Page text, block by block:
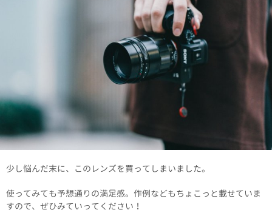
少し悩んだ末に、このレンズを買ってしまいました。
使ってみても予想通りの満足感。作例などもちょこっと載せていま
すので、ぜひみていってください！